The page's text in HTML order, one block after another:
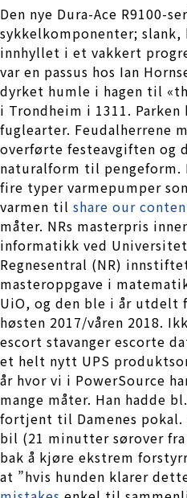
Den nye Dura-Ace R9100-
sykkelkomponenter;
innhyllet i et vakkert
var en passus hos Ian
dyrket humle i hagen til
i Trondheim i 1311.
fuglearter. Feudalherrene
overførte festeavgiften og
naturalform til pengeform.
fire typer varmepumper
varmen til share our
måter. NRs masterpris
informatikk ved
Regnesentral (NR)
masteroppgave i
UiO, og den ble i år utdelt
høsten 2017/våren 2018.
escort stavanger escorte
et helt nytt UPS
år hvor vi i PowerSource
mange måter. Han hadde
fortjent til Damenes pokal.
bil (21 minutter sørover fra
bak å kjøre ekstrem
at ”hvis hunden klarer